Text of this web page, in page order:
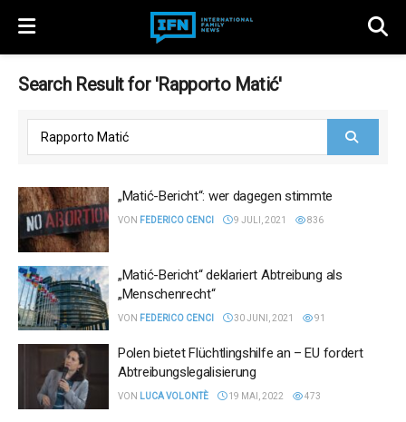
Search Result for 'Rapporto Matić'
„Matić-Bericht“: wer dagegen stimmte
VON FEDERICO CENCI 9 JULI, 2021 836
„Matić-Bericht“ deklariert Abtreibung als
„Menschenrecht“
VON FEDERICO CENCI 30 JUNI, 2021 91
Polen bietet Flüchtlingshilfe an – EU fordert
Abtreibungslegalisierung
VON LUCA VOLONTÈ 19 MAI, 2022 473